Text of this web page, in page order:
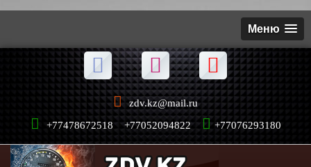
Меню
zdv.kz@mail.ru
+77478672518 +77052094822
+77076293180